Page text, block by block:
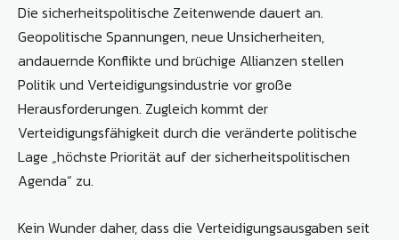
Die sicherheitspolitische Zeitenwende dauert an.
Geopolitische Spannungen, neue Unsicherheiten,
andauernde Konflikte und brüchige Allianzen stellen
Politik und Verteidigungsindustrie vor große
Herausforderungen. Zugleich kommt der
Verteidigungsfähigkeit durch die veränderte politische
Lage „höchste Priorität auf der sicherheitspolitischen
Agenda“ zu.
Kein Wunder daher, dass die Verteidigungsausgaben seit